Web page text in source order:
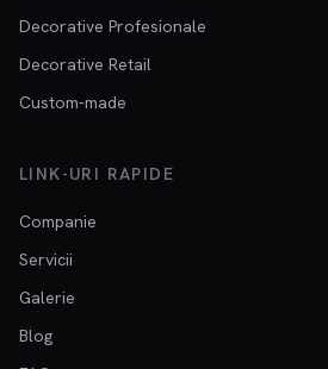
Decorative Profesionale
Decorative Retail
Custom-made
LINK-URI RAPIDE
Companie
Servicii
Galerie
Blog